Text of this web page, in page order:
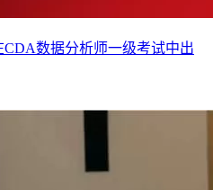
数据分析师一级考试中出